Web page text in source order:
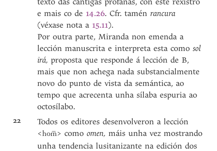
e mais co de 14.26. Cfr. taménrancura
(véxase nota a 15.11).
Por outra parte, Miranda non emenda a
lección manuscrita e interpreta esta comosol
irá, proposta que responde á lección de B,
mais que non achega nada substancialmente
novo do punto de vista da semántica, ao
tempo que acrecenta unha sílaba espuria ao
octosílabo.
22
Todos os editores desenvolveron a lección
<hom̅> comoomen, máis unha vez mostrando
unha tendencia lusitanizante na edición dos